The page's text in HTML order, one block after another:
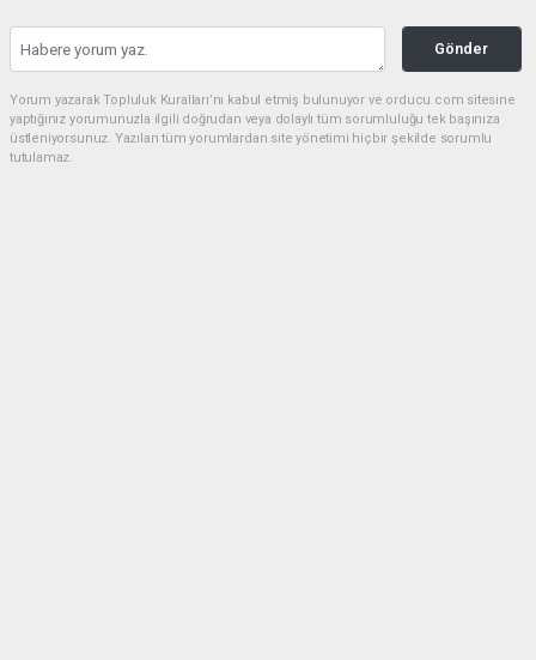
Gönder
Yorum yazarak Topluluk Kuralları’nı kabul etmiş bulunuyor ve orducu.com sitesine
yaptığınız yorumunuzla ilgili doğrudan veya dolaylı tüm sorumluluğu tek başınıza
üstleniyorsunuz. Yazılan tüm yorumlardan site yönetimi hiçbir şekilde sorumlu
tutulamaz.